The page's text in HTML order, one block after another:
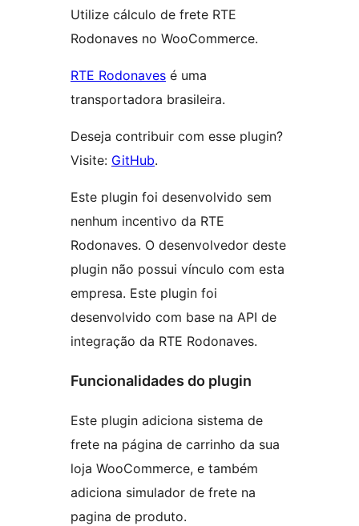
Utilize cálculo de frete RTE
Rodonaves no WooCommerce.
RTE Rodonaves é uma
transportadora brasileira.
Deseja contribuir com esse plugin?
Visite: GitHub.
Este plugin foi desenvolvido sem
nenhum incentivo da RTE
Rodonaves. O desenvolvedor deste
plugin não possui vínculo com esta
empresa. Este plugin foi
desenvolvido com base na API de
integração da RTE Rodonaves.
Funcionalidades do plugin
Este plugin adiciona sistema de
frete na página de carrinho da sua
loja WooCommerce, e também
adiciona simulador de frete na
pagina de produto.